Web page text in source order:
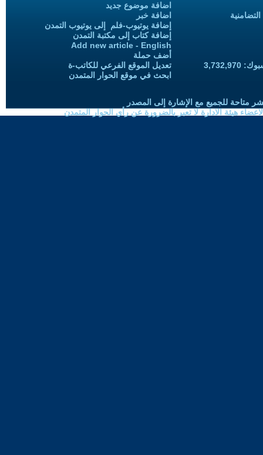
اضافة موضوع جديد
اضافة خبر
إضافة يوتيوب-فلم إلى يوتيوب التمدن
إضافة كتاب إلى مكتبة التمدن
Add new article - English
أضف حملة
تعديل الموقع الفرعي للكاتب-ة
ابحث في موقع الحوار المتمدن
متاحة للجميع مع الإشارة إلى المصدر
هيئة الادارة لا تعبر بالضرورة عن رأي الحوار المتمدن